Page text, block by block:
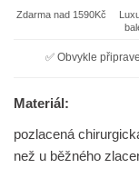
Zdarma nad 1590Kč
✅ Obvykle
Materiál:
pozlacená
než u běžného